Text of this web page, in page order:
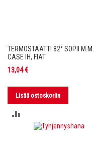
TERMOSTAATTI 82° SOPII M.M.
CASE IH, FIAT
13,04 €
Lisää ostoskoriin
VERTAILUUN